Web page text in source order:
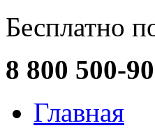
Бесплатно
8 800 500-
Главная